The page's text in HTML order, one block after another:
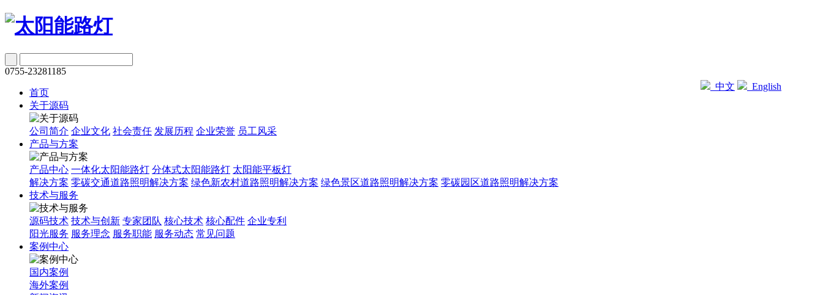
0755-23281185
中文
English
首页
关于源码
公司简介 企业文化 社会责任 发展历程 企业荣誉 员工风采
产品与方案
产品中心 一体化太阳能路灯 分体式太阳能路灯 太阳能平板灯
解决方案 零碳交通道路照明解决方案 绿色新农村道路照明解决方案 绿色景区道路照明解决方案 零碳园区道路照明解决方案
技术与服务
源码技术 技术与创新 专家团队 核心技术 核心配件 企业专利
阳光服务 服务理念 服务职能 服务动态 常见问题
案例中心
国内案例
海外案例